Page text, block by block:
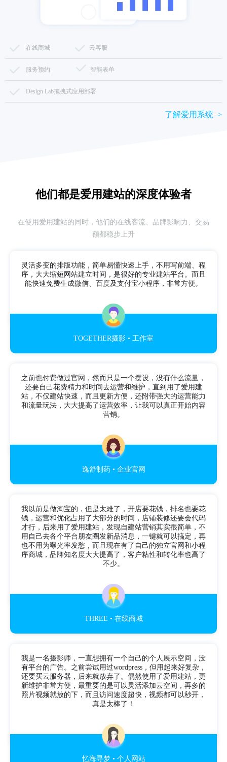
在线商城 云客服
服务预约 智能表单
Design Lab拖拽式应用部署
了解爱用系统 >
他们都是爱用建站的深度体验者
在使用爱用建站的同时，他们的在线客流、品牌影响力、交易
额都稳步上升
灵活多变的排版功能，简单易懂快速上手，不用写前端、程
序， 大大缩短网站建立时间，是很好的专业建站平台。而且
能快速免费生成微信、百度及支付宝小程序，非常方便。
TOGETHER摄影 • 工作室
之前也付费做过官网，然而只是一个摆设，没有什么流量，
还要自己花费精力和时间去运营和维护，直到用了爱用建
站，不仅建站快速，而且更新方便，还附带强大的运营能力
和流量玩法，大大提高了运营效率，让我可以真正开始内容
营销。
逸舒制药 • 企业官网
我以前是做淘宝的，但是太难了，开店要花钱，排名也要花
钱，运营和优化占用了大部分的时间，店铺装修还要会代码
才行，后来用了爱用建站，发现自建站营销其实很简单，不
用自己去各个平台朋友圈发新品消息，一键就可以搞定，再
也不用为曝光率发愁，而且现在有了自己的独立官网和小程
序商城，品牌知名度大大提高了，客户粘性和转化率也高了
不少。
THREE • 在线商城
我是一名摄影师，一直想拥有一个自己的个人展示空间，没
有平台的广告。之前尝试用过wordpress，但用起来好复杂，
还要买云服务器，后来就放弃了。偶然使用了爱用建站，更
新维护非常方便，最重要的是可以灵活添加云空间，再多的
照片视频就放的下，而且访问速度超快，视频都可以秒开，
真是太棒了！
忆海寻梦 • 个人网站